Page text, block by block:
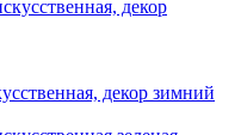
декор зимний